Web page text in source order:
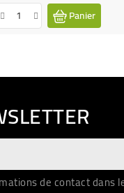
Panier
de contact dans